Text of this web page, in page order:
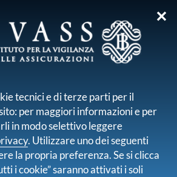
del 3 novembre 2021
n. 49 IVASS del 3
✕
tecnici e di terze parti per il
per maggiori informazioni e per
in modo selettivo leggere
. Utilizzare uno dei seguenti
la propria preferenza. Se si clicca
i cookie” saranno attivati i soli